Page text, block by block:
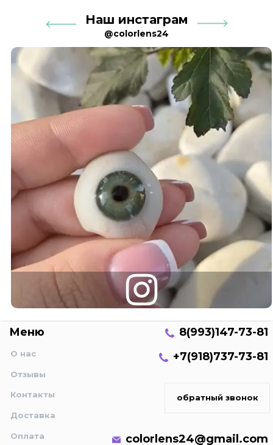
Наш инстаграм
@colorlens24
Меню
О нас
Отзывы
Контакты
Доставка
Оплата
8(993)147-73-81
+7(918)737-73-81
обратный звонок
colorlens24@gmail.com